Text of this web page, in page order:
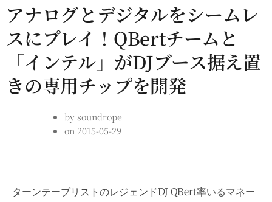
アナログとデジタルをシームレ
スにプレイ！QBertチームと
「インテル」がDJブース据え置
きの専用チップを開発
bysoundrope
on 2015-05-29
ターンテーブリストのレジェンドDJ QBert率いるマネー